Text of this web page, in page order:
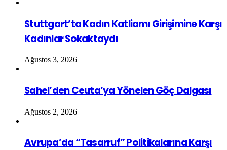
Stuttgart’ta Kadın Katliamı Girişimine Karşı
Kadınlar Sokaktaydı
Ağustos 3, 2026
Sahel’den Ceuta’ya Yönelen Göç Dalgası
Ağustos 2, 2026
Avrupa’da “Tasarruf” Politikalarına Karşı